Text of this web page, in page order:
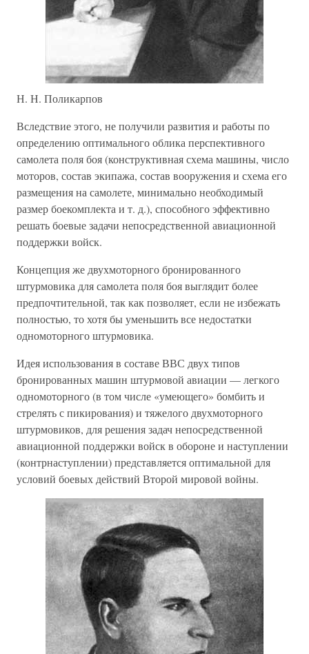
Н. Н. Поликарпов
Вследствие этого, не получили развития и работы по
определению оптимального облика перспективного
самолета поля боя (конструктивная схема машины, число
моторов, состав экипажа, состав вооружения и схема его
размещения на самолете, минимально необходимый
размер боекомплекта и т. д.), способного эффективно
решать боевые задачи непосредственной авиационной
поддержки войск.
Концепция же двухмоторного бронированного
штурмовика для самолета поля боя выглядит более
предпочтительной, так как позволяет, если не избежать
полностью, то хотя бы уменьшить все недостатки
одномоторного штурмовика.
Идея использования в составе ВВС двух типов
бронированных машин штурмовой авиации — легкого
одномоторного (в том числе «умеющего» бомбить и
стрелять с пикирования) и тяжелого двухмоторного
штурмовиков, для решения задач непосредственной
авиационной поддержки войск в обороне и наступлении
(контрнаступлении) представляется оптимальной для
условий боевых действий Второй мировой войны.